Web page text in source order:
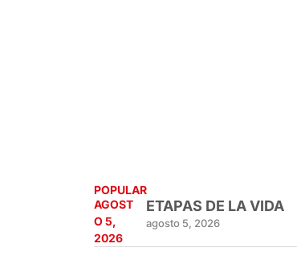
POPULAR
AGOST
O 5,
2026
ETAPAS DE LA VIDA
agosto 5, 2026